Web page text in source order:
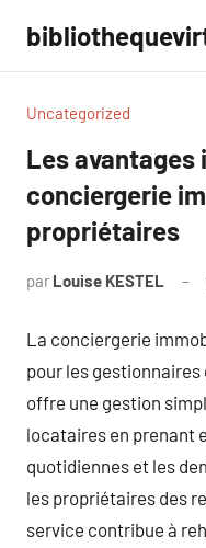
contenu
Uncategorized
Les avantages
conciergerie
propriétaires
par Louise KESTEL
La conciergerie
pour les gestionnaires
offre une gestion
locataires en prenant
quotidiennes et les
les propriétaires des
service contribue à